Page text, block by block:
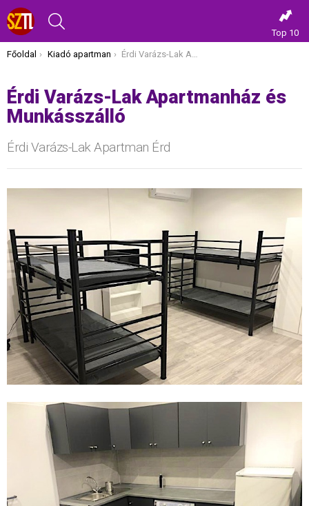
Top 10
Itt vagy most:
Főoldal Kiadó apartman Érdi Varázs-Lak Apartmanház és Munkásszálló
Érdi Varázs-Lak Apartmanház és
Munkásszálló
Érdi Varázs-Lak Apartman Érd